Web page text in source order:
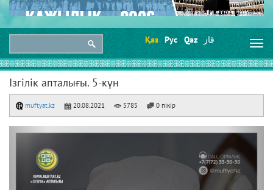
Қаз Рус Qaz قاز
Ізгілік апталығы. 5-күн
muftyat.kz 20.08.2021 5785 0 пікір
Previous Next